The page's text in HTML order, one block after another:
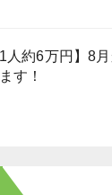
1人約6万円】8
す！